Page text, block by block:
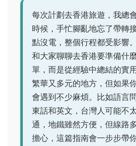
每次計劃去香港旅遊，我總
時候，手忙腳亂地忘了帶轉
點沒電，整個行程都受影響
和大家聊聊去香港要準備什
單，而是從經驗中總結的實
繁華又多元的地方，但如果
會遇到不少麻煩。比如語言
東話和英文，台灣人可能不
通，地鐵雖然方便，但線路
擔心，這篇指南會一步步帶